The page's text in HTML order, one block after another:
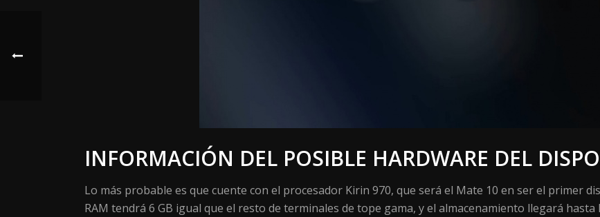
INFORMACIÓN DEL POSIBLE HARDWARE DEL
Lo más probable es que cuente con el procesador Kirin 970, que será el Mate 10 en ser el primer
RAM tendrá 6 GB igual que el resto de terminales de tope gama, y el almacenamiento llegará